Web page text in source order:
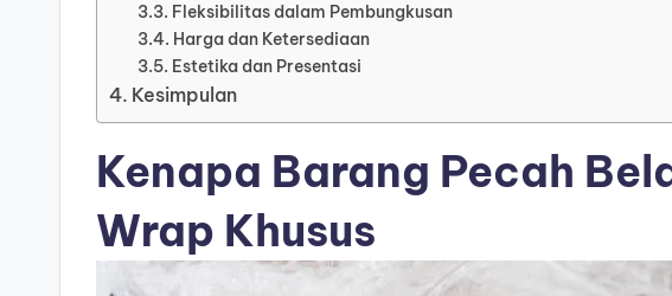
Fleksibilitas dalam Pembungkusan
Harga dan Ketersediaan
Estetika dan Presentasi
Kesimpulan
Kenapa Barang Pecah
Wrap Khusus